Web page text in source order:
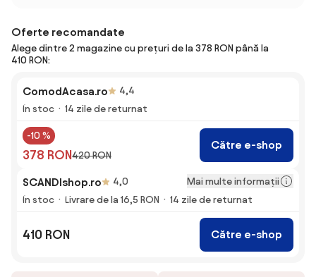
Oferte recomandate
Alege dintre 2 magazine cu prețuri de la 378 RON până la
410 RON:
ComodAcasa.ro
4,4
În stoc
14 zile de returnat
-10 %
378 RON420 RON
Către e-shop
SCANDIshop.ro 4,0
Mai multe informații
În stoc
Livrare de la 16,5 RON 14 zile de returnat
410 RON Către e-shop